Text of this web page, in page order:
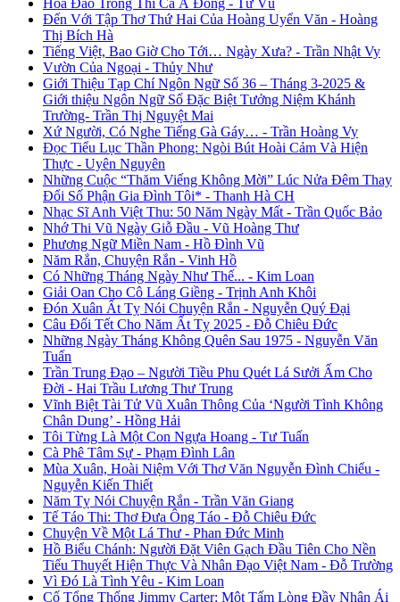
Đến Với Tập Thơ Thứ Hai Của Hoàng Uyển Văn - Hoàng
Thị Bích Hà
Tiếng Việt, Bao Giờ Cho Tới… Ngày Xưa? - Trần Nhật Vy
Vườn Của Ngoại - Thủy Như
Giới Thiệu Tạp Chí Ngôn Ngữ Số 36 – Tháng 3-2025 &
Giới thiệu Ngôn Ngữ Số Đặc Biệt Tưởng Niệm Khánh
Trường- Trần Thị Nguyệt Mai
Xứ Người, Có Nghe Tiếng Gà Gáy… - Trần Hoàng Vy
Đọc Tiểu Lục Thần Phong: Ngòi Bút Hoài Cảm Và Hiện
Thực - Uyên Nguyên
Những Cuộc “Thăm Viếng Không Mời” Lúc Nửa Đêm Thay
Đổi Số Phận Gia Đình Tôi* - Thanh Hà CH
Nhạc Sĩ Anh Việt Thu: 50 Năm Ngày Mất - Trần Quốc Bảo
Nhớ Thi Vũ Ngày Giỗ Đầu - Vũ Hoàng Thư
Phương Ngữ Miền Nam - Hồ Đình Vũ
Năm Rắn, Chuyện Rắn - Vinh Hồ
Có Những Tháng Ngày Như Thế... - Kim Loan
Giải Oan Cho Cô Láng Giềng - Trịnh Anh Khôi
Đón Xuân Ất Tỵ Nói Chuyện Rắn - Nguyễn Quý Đại
Câu Đối Tết Cho Năm Ất Tỵ 2025 - Đỗ Chiêu Đức
Những Ngày Tháng Không Quên Sau 1975 - Nguyễn Văn
Tuấn
Trần Trung Đạo – Người Tiều Phu Quét Lá Sưởi Ấm Cho
Đời - Hai Trầu Lương Thư Trung
Vĩnh Biệt Tài Tử Vũ Xuân Thông Của ‘Người Tình Không
Chân Dung’ - Hồng Hải
Tôi Từng Là Một Con Ngựa Hoang - Tư Tuấn
Cà Phê Tâm Sự - Phạm Đình Lân
Mùa Xuân, Hoài Niệm Với Thơ Văn Nguyễn Đình Chiểu -
Nguyễn Kiến Thiết
Năm Tỵ Nói Chuyện Rắn - Trần Văn Giang
Tế Táo Thi: Thơ Đưa Ông Táo - Đỗ Chiêu Đức
Chuyện Về Một Lá Thư - Phan Đức Minh
Hồ Biểu Chánh: Người Đặt Viên Gạch Đầu Tiên Cho Nền
Tiểu Thuyết Hiện Thực Và Nhân Đạo Việt Nam - Đỗ Trường
Vì Đó Là Tình Yêu - Kim Loan
Cố Tổng Thống Jimmy Carter: Một Tấm Lòng Đầy Nhân Ái